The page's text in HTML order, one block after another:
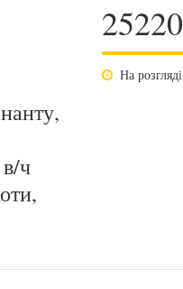
ч
25220
На розгляді